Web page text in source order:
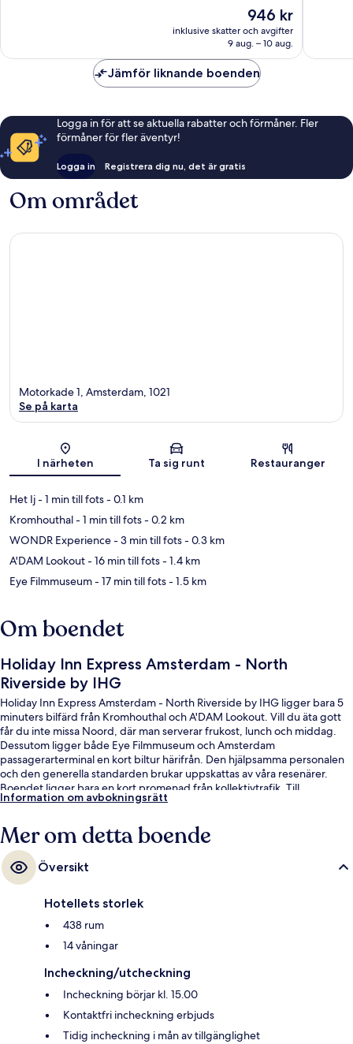
Priset
är
946 kr
946 kr
inklusive skatter och avgifter
9 aug. – 10 aug.
Jämför liknande boenden
Logga in för att se aktuella rabatter och förmåner. Fler
förmåner för fler äventyr!
Logga in Registrera dig nu, det är gratis
Om området
Karta
Motorkade 1, Amsterdam, 1021
Se på karta
I närheten Ta sig runt Restauranger
Het Ij- 1 min till fots- 0.1 km
Kromhouthal- 1 min till fots- 0.2 km
WONDR Experience- 3 min till fots- 0.3 km
A'DAM Lookout- 16 min till fots- 1.4 km
Eye Filmmuseum- 17 min till fots- 1.5 km
Om boendet
Holiday Inn Express Amsterdam - North
Riverside by IHG
Holiday Inn Express Amsterdam - North Riverside by IHG ligger bara 5
minuters bilfärd från Kromhouthal och A'DAM Lookout. Vill du äta gott
får du inte missa Noord, där man serverar frukost, lunch och middag.
Dessutom ligger både Eye Filmmuseum och Amsterdam
passagerarterminal en kort biltur härifrån. Den hjälpsamma personalen
och den generella standarden brukar uppskattas av våra resenärer.
Boendet ligger bara en kort promenad från kollektivtrafik. Till
Noorderpark Station tar det inte mer än 9 minuter att gå.
Information om avbokningsrätt
Mer om detta boende
Översikt
Hotellets storlek
438 rum
14 våningar
Incheckning/utcheckning
Incheckning börjar kl. 15.00
Kontaktfri incheckning erbjuds
Tidig incheckning i mån av tillgänglighet